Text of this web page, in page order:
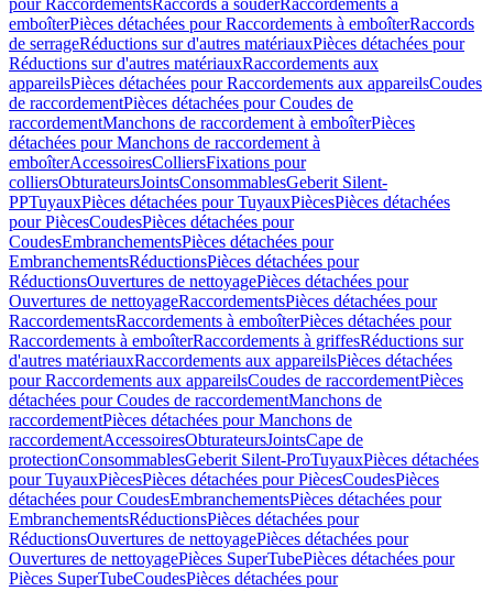
pour RaccordementsRaccords à souderRaccordements à
emboîterPièces détachées pour Raccordements à emboîterRaccords
de serrageRéductions sur d'autres matériauxPièces détachées pour
Réductions sur d'autres matériauxRaccordements aux
appareilsPièces détachées pour Raccordements aux appareilsCoudes
de raccordementPièces détachées pour Coudes de
raccordementManchons de raccordement à emboîterPièces
détachées pour Manchons de raccordement à
emboîterAccessoiresColliersFixations pour
colliersObturateursJointsConsommablesGeberit Silent-
PPTuyauxPièces détachées pour TuyauxPiècesPièces détachées
pour PiècesCoudesPièces détachées pour
CoudesEmbranchementsPièces détachées pour
EmbranchementsRéductionsPièces détachées pour
RéductionsOuvertures de nettoyagePièces détachées pour
Ouvertures de nettoyageRaccordementsPièces détachées pour
RaccordementsRaccordements à emboîterPièces détachées pour
Raccordements à emboîterRaccordements à griffesRéductions sur
d'autres matériauxRaccordements aux appareilsPièces détachées
pour Raccordements aux appareilsCoudes de raccordementPièces
détachées pour Coudes de raccordementManchons de
raccordementPièces détachées pour Manchons de
raccordementAccessoiresObturateursJointsCape de
protectionConsommablesGeberit Silent-ProTuyauxPièces détachées
pour TuyauxPiècesPièces détachées pour PiècesCoudesPièces
détachées pour CoudesEmbranchementsPièces détachées pour
EmbranchementsRéductionsPièces détachées pour
RéductionsOuvertures de nettoyagePièces détachées pour
Ouvertures de nettoyagePièces SuperTubePièces détachées pour
Pièces SuperTubeCoudesPièces détachées pour